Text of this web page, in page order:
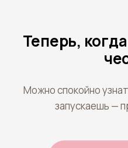
Теперь,
Можно спокойно
запускаешь —